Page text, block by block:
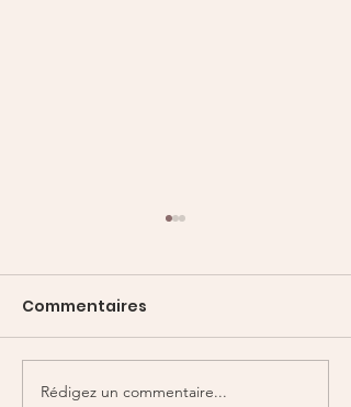
Séjour à Lacquy
Commentaires
Rédigez un commentaire...